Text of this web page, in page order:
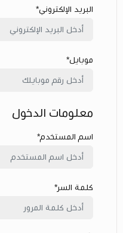
البريد الإلكتروني*
موبايل*
معلومات الدخول
اسم المستخدم*
كلمة السر*